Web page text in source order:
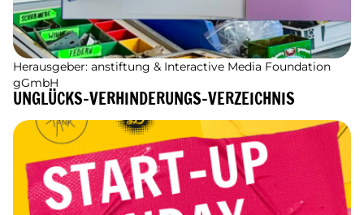
Herausgeber: anstiftung & Interactive Media Foundation
gGmbH
UNGLÜCKS-VERHINDERUNGS-VERZEICHNIS